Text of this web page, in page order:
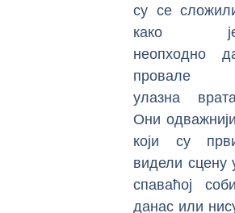
су се
како
неопходно
провале
улазна
Они
који су
видели сцену
спаваћој
данас или